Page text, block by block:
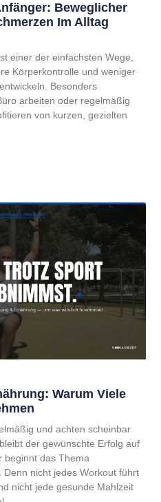
Beweglicher
Im Alltag
einer der einfachsten Wege,
Körperkontrolle und weniger
Besonders
arbeiten oder regelmäßig
von kurzen, gezielten
Warum Viele
und achten scheinbar
der gewünschte Erfolg auf
beginnt das Thema
nicht jedes Workout führt
nicht jede gesunde Mahlzeit